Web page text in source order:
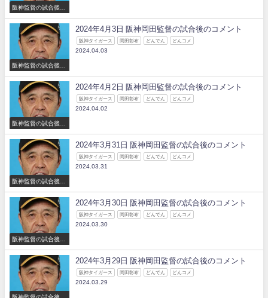
阪神監督の試合後の
コメント
阪神監督の試合後の
コメント
2024年4月3日 阪神岡田監督の試合後のコメント
阪神タイガース 岡田彰布 どんでん どんコメ
2024.04.03
阪神監督の試合後の
コメント
2024年4月2日 阪神岡田監督の試合後のコメント
阪神タイガース 岡田彰布 どんでん どんコメ
2024.04.02
阪神監督の試合後の
コメント
2024年3月31日 阪神岡田監督の試合後のコメント
阪神タイガース 岡田彰布 どんでん どんコメ
2024.03.31
阪神監督の試合後の
コメント
2024年3月30日 阪神岡田監督の試合後のコメント
阪神タイガース 岡田彰布 どんでん どんコメ
2024.03.30
2024年3月29日 阪神岡田監督の試合後のコメント
阪神タイガース 岡田彰布 どんでん どんコメ
2024.03.29